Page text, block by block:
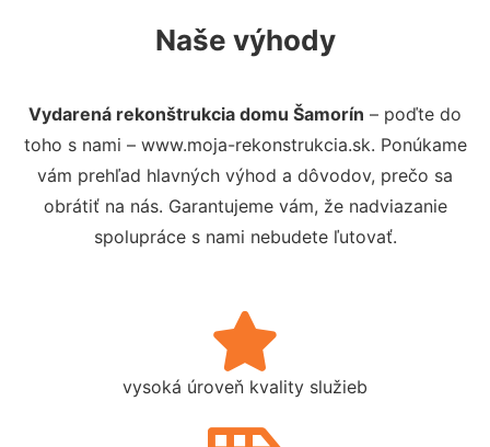
Naše výhody
Vydarená rekonštrukcia domu Šamorín – poďte do
toho s nami – www.moja-rekonstrukcia.sk. Ponúkame
vám prehľad hlavných výhod a dôvodov, prečo sa
obrátiť na nás. Garantujeme vám, že nadviazanie
spolupráce s nami nebudete ľutovať.
vysoká úroveň kvality služieb